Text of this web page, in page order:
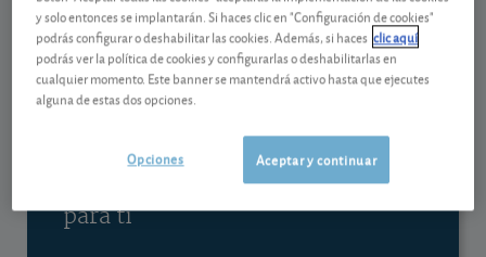
Contenido reservado a SOCIOS
Gestiona tu dinero con visión
experta
y consigue que cada euro trabaje
para ti
y solo entonces se implantarán. Si haces clic en "Configuración de cookies"
podrás configurar o deshabilitar las cookies. Además, si haces clic aquí
podrás ver la política de cookies y configurarlas o deshabilitarlas en
cualquier momento. Este banner se mantendrá activo hasta que ejecutes
alguna de estas dos opciones.
Aceptar y continuar
Opciones